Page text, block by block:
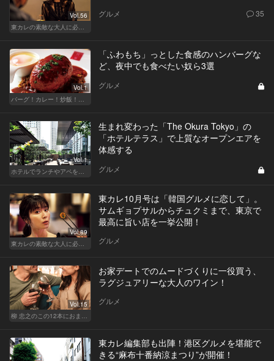
Vol.56
グルメ 35
Vol.1
「ふわもち」っとした食感のハンバーグな
ど、夜中でも食べたい奴ら3選
グルメ
Vol.1
生まれ変わった「The Okura Tokyo」の
「ホテルテラス」で上質なオープンエアを
体感する
グルメ
Vol.89
東カレ10月号は「韓国グルメに恋して」。
サムギョプサルからチュクミまで、東京で
最高に旨い店を一挙公開！
グルメ
Vol.15
お家デートでのムードづくりに一役買う、
ラグジュアリーな大人のワイン！
グルメ
東カレ編集部も出陣！港区グルメを堪能で
きる“麻布十番納涼まつり”が開催！